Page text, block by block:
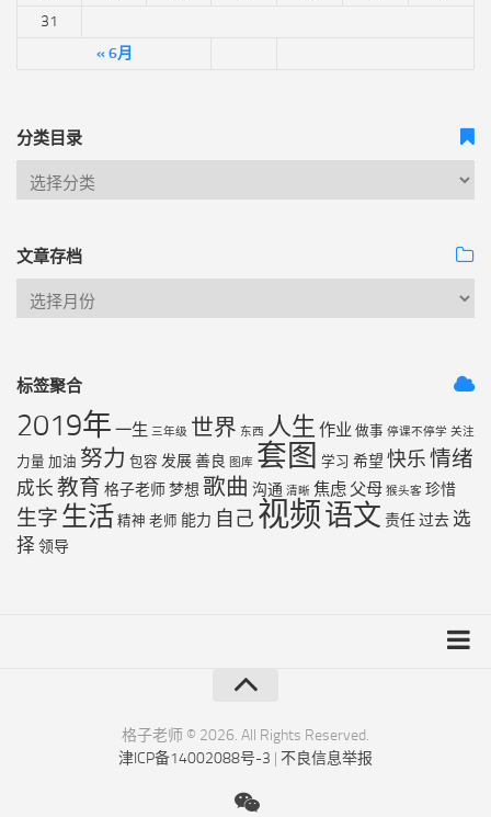
« 6月
31
分类目录
文章存档
标签聚合
2019年 一生 三年级 世界 东西 人生 作业 做事 停课不停学 关注
力量 加油 努力 包容 发展善良 图库 套图 学习 希望 快乐情绪
成长 教育 格子老师梦想 歌曲 沟通 清晰 焦虑 父母 猴头客 珍惜
生字 生活 精神 老师 能力 自己 视频语文 责任过去 选
择 领导
格子老师 © 2026. All Rights Reserved.
津ICP备14002088号-3 | 不良信息举报